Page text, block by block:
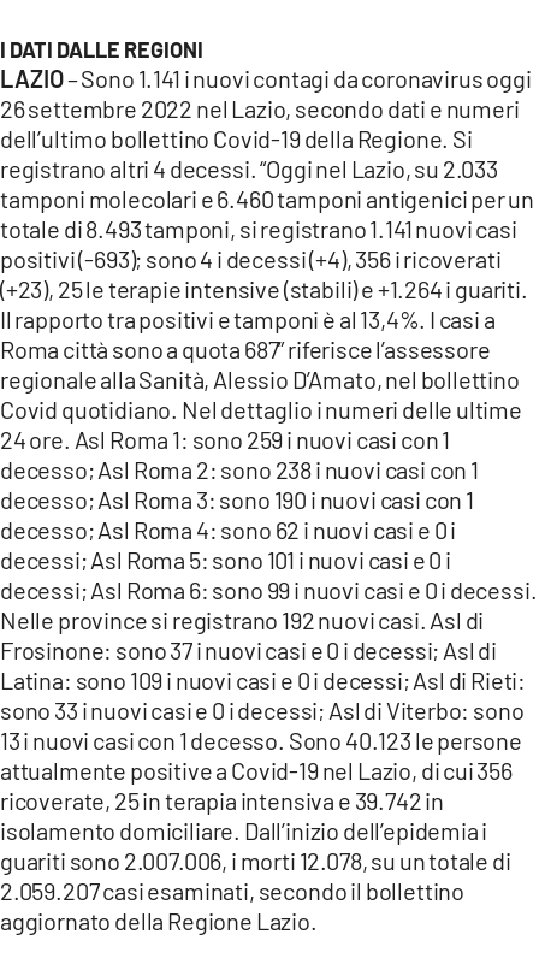
ANDROID
APPLE
I DATI DALLE REGIONI
LAZIO– Sono 1.141 i nuovi contagi da coronavirus oggi
26 settembre 2022 nel Lazio, secondo dati e numeri
dell’ultimo bollettino Covid-19 della Regione. Si
registrano altri 4 decessi. “Oggi nel Lazio, su 2.033
tamponi molecolari e 6.460 tamponi antigenici per un
totale di 8.493 tamponi, si registrano 1.141 nuovi casi
positivi (-693); sono 4 i decessi (+4), 356 i ricoverati
(+23), 25 le terapie intensive (stabili) e +1.264 i guariti.
Il rapporto tra positivi e tamponi è al 13,4%. I casi a
Roma città sono a quota 687” riferisce l’assessore
regionale alla Sanità, Alessio D’Amato, nel bollettino
Covid quotidiano. Nel dettaglio i numeri delle ultime
24 ore. Asl Roma 1: sono 259 i nuovi casi con 1
decesso; Asl Roma 2: sono 238 i nuovi casi con 1
decesso; Asl Roma 3: sono 190 i nuovi casi con 1
decesso; Asl Roma 4: sono 62 i nuovi casi e 0 i
decessi; Asl Roma 5: sono 101 i nuovi casi e 0 i
decessi; Asl Roma 6: sono 99 i nuovi casi e 0 i decessi.
Nelle province si registrano 192 nuovi casi. Asl di
Frosinone: sono 37 i nuovi casi e 0 i decessi; Asl di
Latina: sono 109 i nuovi casi e 0 i decessi; Asl di Rieti:
sono 33 i nuovi casi e 0 i decessi; Asl di Viterbo: sono
13 i nuovi casi con 1 decesso. Sono 40.123 le persone
attualmente positive a Covid-19 nel Lazio, di cui 356
ricoverate, 25 in terapia intensiva e 39.742 in
isolamento domiciliare. Dall’inizio dell’epidemia i
guariti sono 2.007.006, i morti 12.078, su un totale di
2.059.207 casi esaminati, secondo il bollettino
aggiornato della Regione Lazio.